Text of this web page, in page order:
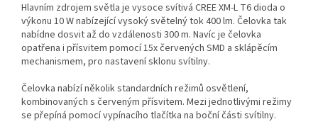
Hlavním zdrojem světla je vysoce svítivá CREE XM-L T6 dioda o
výkonu 10 W nabízející vysoký světelný tok 400 lm. Čelovka tak
nabídne dosvit až do vzdálenosti 300 m. Navíc je čelovka
opatřena i přísvitem pomocí 15x červených SMD a sklápěcím
mechanismem, pro nastavení sklonu svítilny.
Čelovka nabízí několik standardních režimů osvětlení,
kombinovaných s červeným přísvitem. Mezi jednotlivými režimy
se přepíná pomocí vypínacího tlačítka na boční části svítilny.